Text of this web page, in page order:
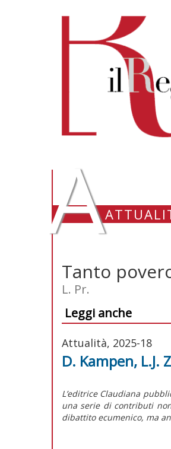
A
Tanto
L. Pr.
Leggi anche
Attualità, 2025-18
D. Kampen, L.J.
L’editrice Claudiana
una serie di contributi
dibattito ecumenico, ma